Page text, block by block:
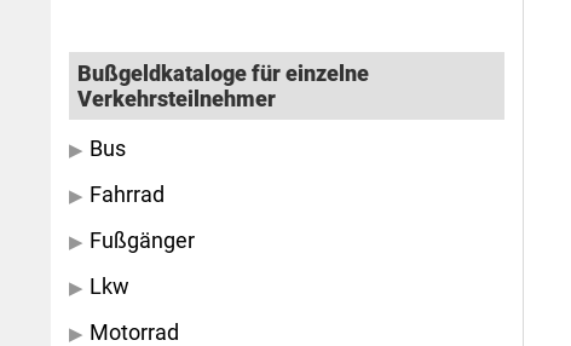
Bußgeldkataloge für einzelne
Verkehrsteilnehmer
Bus
Fahrrad
Fußgänger
Lkw
Motorrad